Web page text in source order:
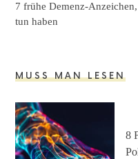
7 frühe Demenz-
tun haben
MUSS MAN LESEN
8